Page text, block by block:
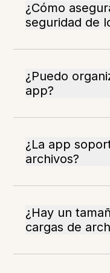
¿Cómo
seguridad de
¿Puedo
app?
¿La app
archivos?
¿Hay un
cargas de